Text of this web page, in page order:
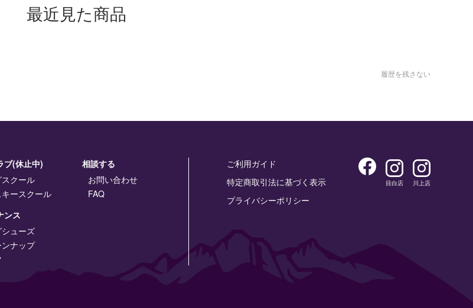
最近見た商品
履歴を残さない
ブ(休止中)
クール
ースクール
ンス
ューズ
ナップ
相談する
お問い合わせ
FAQ
ご利用ガイド
特定商取引法に基づく表示
プライバシーポリシー
目白店 川上店